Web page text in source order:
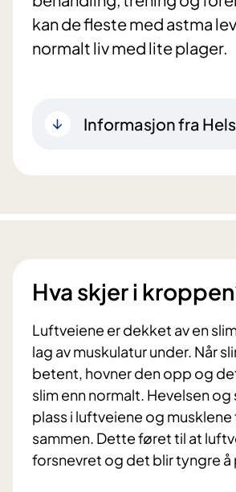
kan de fleste med astma
normalt liv med lite plager.
Informasjon fra
Hva skjer i
Luftveiene er dekket av en
lag av muskulatur under. Når
betent, hovner den opp og
slim enn normalt. Hevelsen
plass i luftveiene og
sammen. Dette føret til at
forsnevret og det blir tyngre å